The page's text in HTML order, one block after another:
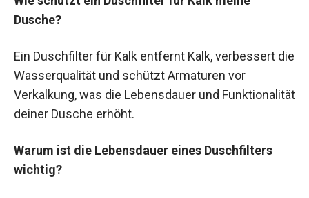
Dusche?
Ein Duschfilter für Kalk entfernt Kalk, verbessert die
Wasserqualität und schützt Armaturen vor
Verkalkung, was die Lebensdauer und Funktionalität
deiner Dusche erhöht.
Warum ist die Lebensdauer eines Duschfilters
wichtig?